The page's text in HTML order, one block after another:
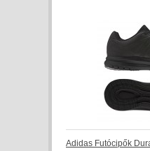
Adidas Futócipők